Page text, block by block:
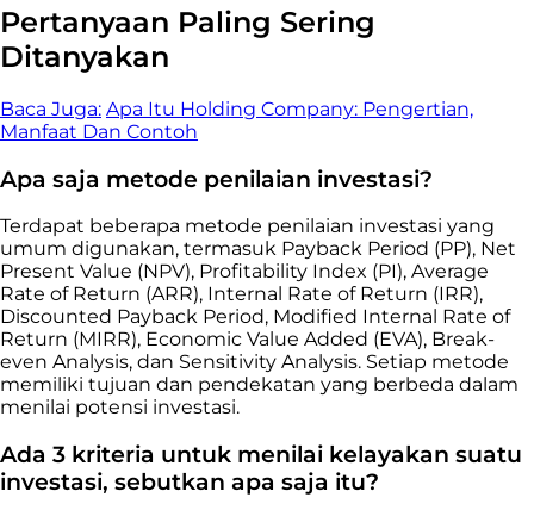
Pertanyaan Paling Sering
Ditanyakan
Baca Juga: Apa Itu Holding Company: Pengertian,
Manfaat Dan Contoh
Apa saja metode penilaian investasi?
Terdapat beberapa metode penilaian investasi yang
umum digunakan, termasuk Payback Period (PP), Net
Present Value (NPV), Profitability Index (PI), Average
Rate of Return (ARR), Internal Rate of Return (IRR),
Discounted Payback Period, Modified Internal Rate of
Return (MIRR), Economic Value Added (EVA), Break-
even Analysis, dan Sensitivity Analysis. Setiap metode
memiliki tujuan dan pendekatan yang berbeda dalam
menilai potensi investasi.
Ada 3 kriteria untuk menilai kelayakan suatu
investasi, sebutkan apa saja itu?